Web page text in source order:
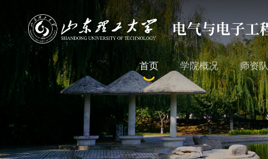
首页 学院概况 师资